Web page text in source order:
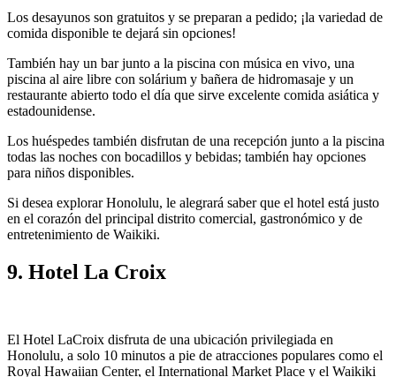
Los desayunos son gratuitos y se preparan a pedido; ¡la variedad de
comida disponible te dejará sin opciones!
También hay un bar junto a la piscina con música en vivo, una
piscina al aire libre con solárium y bañera de hidromasaje y un
restaurante abierto todo el día que sirve excelente comida asiática y
estadounidense.
Los huéspedes también disfrutan de una recepción junto a la piscina
todas las noches con bocadillos y bebidas; también hay opciones
para niños disponibles.
Si desea explorar Honolulu, le alegrará saber que el hotel está justo
en el corazón del principal distrito comercial, gastronómico y de
entretenimiento de Waikiki.
9. Hotel La Croix
El Hotel LaCroix disfruta de una ubicación privilegiada en
Honolulu, a solo 10 minutos a pie de atracciones populares como el
Royal Hawaiian Center, el International Market Place y el Waikiki